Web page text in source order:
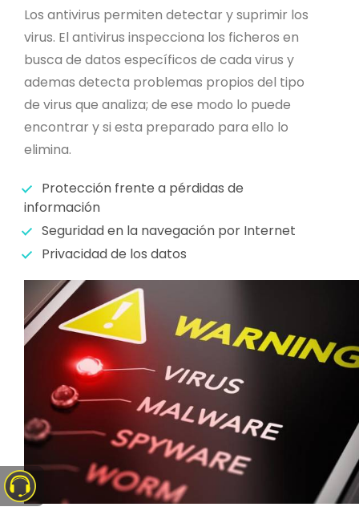
Los antivirus permiten detectar y suprimir los
virus. El antivirus inspecciona los ficheros en
busca de datos específicos de cada virus y
ademas detecta problemas propios del tipo
de virus que analiza; de ese modo lo puede
encontrar y si esta preparado para ello lo
elimina.
Protección frente a pérdidas de
información
Seguridad en la navegación por Internet
Privacidad de los datos